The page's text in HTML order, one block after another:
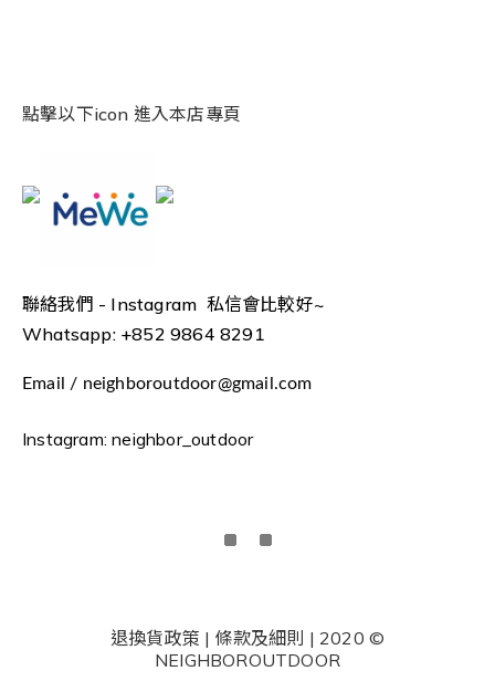
點擊以下icon 進入本店專頁
聯絡我們 - Instagram 私信會比較好~
Whatsapp: +852 9864 8291
Email / neighboroutdoor@gmail.com
Instagram: neighbor_outdoor
退換貨政策 | 條款及細則 | 2020 ©
NEIGHBOROUTDOOR